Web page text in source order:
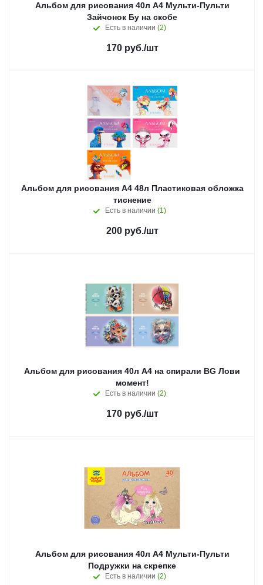
Альбом для рисования 40л А4 Мульти-Пульти
Зайчонок Бу на скобе
Есть в наличии (2)
170руб./шт
Альбом для рисования А4 48л Пластиковая обложка
тиснение
Есть в наличии (1)
200руб./шт
Альбом для рисования 40л А4 на спирали BG Лови
момент!
Есть в наличии (2)
170руб./шт
Альбом для рисования 40л А4 Мульти-Пульти
Подружки на скрепке
Есть в наличии (2)